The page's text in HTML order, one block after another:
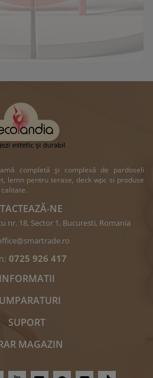
completă și complexă de pardoseli
lemn pentru terase, deck wpc si produse
NE
nr. 18, Sector 1, Bucuresti, Romania
0725 926 417
INFORMATII
SUPORT
MAGAZIN